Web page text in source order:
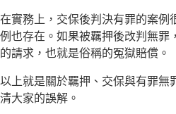
在實務上，交保後判決有罪的案例
例也存在。如果被羈押後改判無罪
的請求，也就是俗稱的冤獄賠償。
以上就是關於羈押、交保與有罪無
清大家的誤解。